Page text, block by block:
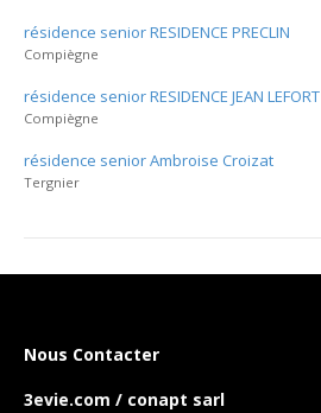
résidence senior RESIDENCE PRECLIN
Compiègne
résidence senior RESIDENCE JEAN LEFORT
Compiègne
résidence senior Ambroise Croizat
Tergnier
Nous Contacter
3evie.com / conapt sarl